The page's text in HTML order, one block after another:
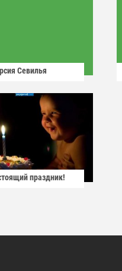
Севилья
праздник!